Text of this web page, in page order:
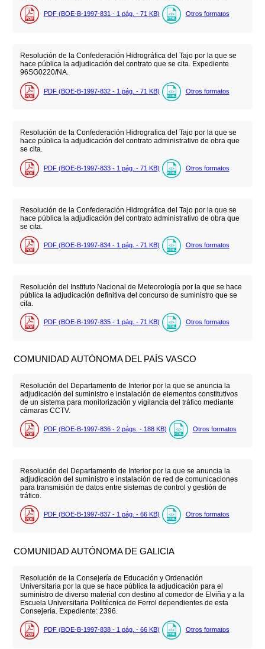
PDF (BOE-B-1997-831 - 1 pág. - 71 KB) Otros formatos
Resolución de la Confederación Hidrográfica del Tajo por la que se
hace pública la adjudicación del contrato que se cita. Expediente
96SG0220/NA.
PDF (BOE-B-1997-832 - 1 pág. - 71 KB) Otros formatos
Resolución de la Confederación Hidrografica del Tajo por la que se
hace pública la adjudicación del contrato administrativo de obra que
se cita.
PDF (BOE-B-1997-833 - 1 pág. - 71 KB) Otros formatos
Resolución de la Confederación Hidrográfica del Tajo por la que se
hace pública la adjudicación del contrato administrativo de obra que
se cita.
PDF (BOE-B-1997-834 - 1 pág. - 71 KB) Otros formatos
Resolución del Instituto Nacional de Meteorología por la que se hace
pública la adjudicación definitiva del concurso de suministro que se
cita.
PDF (BOE-B-1997-835 - 1 pág. - 71 KB) Otros formatos
COMUNIDAD AUTÓNOMA DEL PAÍS VASCO
Resolución del Departamento de Interior por la que se anuncia la
adjudicación del suministro e instalación de elementos constitutivos
de un sistema para monitorización y vigilancia del tráfico mediante
cámaras CCTV.
PDF (BOE-B-1997-836 - 2 págs. - 188 KB) Otros formatos
Resolución del Departamento de Interior por la que se anuncia la
adjudicación del suministro e instalación de red de comunicaciones
para transmisión de datos entre sistemas de control y gestión de
tráfico.
PDF (BOE-B-1997-837 - 1 pág. - 66 KB) Otros formatos
COMUNIDAD AUTÓNOMA DE GALICIA
Resolución de la Consejería de Educación y Ordenación
Universitaria por la que se hace pública la adjudicación para el
suministro de diverso material con destino al comedor de Elviña y a la
Escuela Universitaria Politécnica de Ferrol dependientes de esta
Consejería. Expediente: 2396.
PDF (BOE-B-1997-838 - 1 pág. - 66 KB) Otros formatos